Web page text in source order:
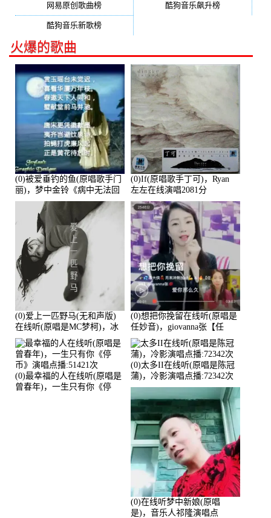
网易原创歌曲榜 酷狗音乐飙升榜
酷狗音乐新歌榜
火爆的歌曲
(0)被爱垂钓的鱼(原唱歌手门
丽)，梦中金铃《病中无法回
复大家》在线演唱3586分
(0)If(原唱歌手丁可)，Ryan
左左在线演唱2081分
(0)爱上一匹野马(无和声版)
在线听(原唱是MC梦柯)，冰
鑫Asce演唱点播:178815次
(0)想把你挽留在线听(原唱是
任妙音)，giovanna张【任
96】演唱点播:60173次
(0)最幸福的人在线听(原唱是
曾春年)，一生只有你《停
(0)太多II在线听(原唱是陈冠
蒲)，冷影演唱点播:72342次
(0)在线听梦中新娘(原唱
是)，音乐人祁隆演唱点